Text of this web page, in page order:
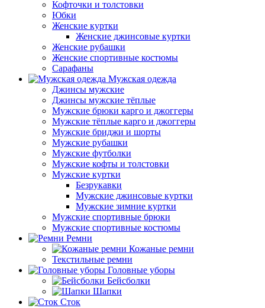
Кофточки и толстовки
Юбки
Женские куртки
Женские джинсовые куртки
Женские рубашки
Женские спортивные костюмы
Сарафаны
Мужская одежда
Джинсы мужские
Джинсы мужские тёплые
Мужские брюки карго и джоггеры
Мужские тёплые карго и джоггеры
Мужские бриджи и шорты
Мужские рубашки
Мужские футболки
Мужские кофты и толстовки
Мужские куртки
Безрукавки
Мужские джинсовые куртки
Мужские зимние куртки
Мужские спортивные брюки
Мужские спортивные костюмы
Ремни
Кожаные ремни
Текстильные ремни
Головные уборы
Бейсболки
Шапки
Сток